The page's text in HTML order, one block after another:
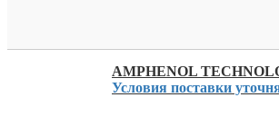
AMPHENOL
Условия поставки